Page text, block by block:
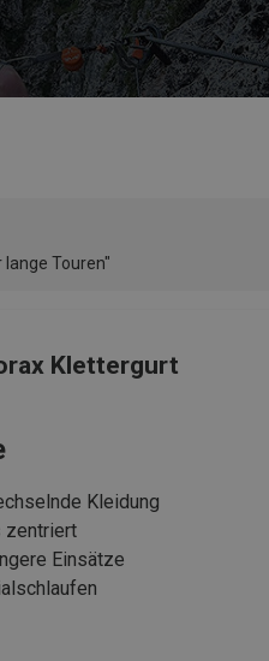
Touren"
Klettergurt
Kleidung
zentriert
Einsätze